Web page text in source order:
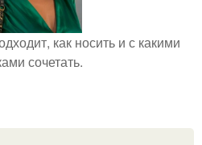
как носить и с какими
сочетать.